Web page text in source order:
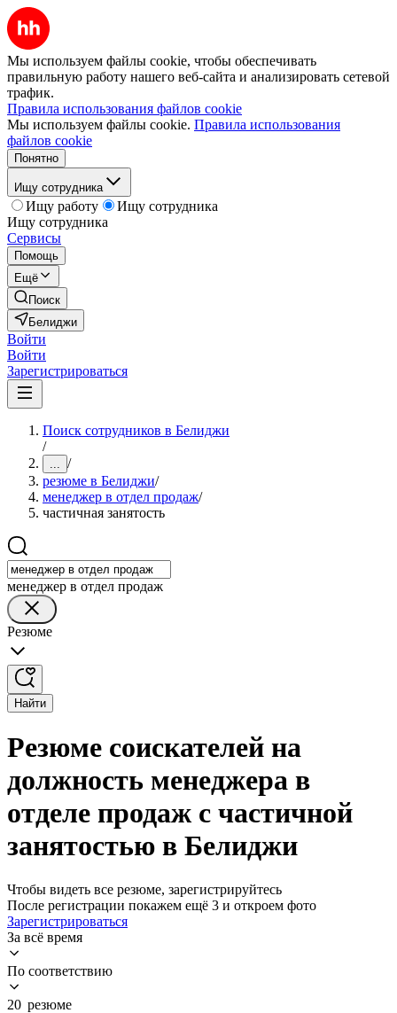
Мы используем файлы cookie, чтобы обеспечивать
правильную работу нашего веб-сайта и анализировать сетевой
трафик.
Правила использования файлов cookie
Мы используем файлы cookie. Правила использования
файлов cookie
Понятно
Ищу сотрудника
Ищу работу
Ищу сотрудника
Ищу сотрудника
Сервисы
Помощь
Ещё
Поиск
Белиджи
Войти
Войти
Зарегистрироваться
Поиск сотрудников в Белиджи
/
... /
резюме в Белиджи/
менеджер в отдел продаж/
частичная занятость
менеджер в отдел продаж
Резюме
Найти
Резюме соискателей на
должность менеджера в
отделе продаж с частичной
занятостью в Белиджи
Чтобы видеть все резюме, зарегистрируйтесь
После регистрации покажем ещё 3 и откроем фото
Зарегистрироваться
За всё время
По соответствию
20 резюме